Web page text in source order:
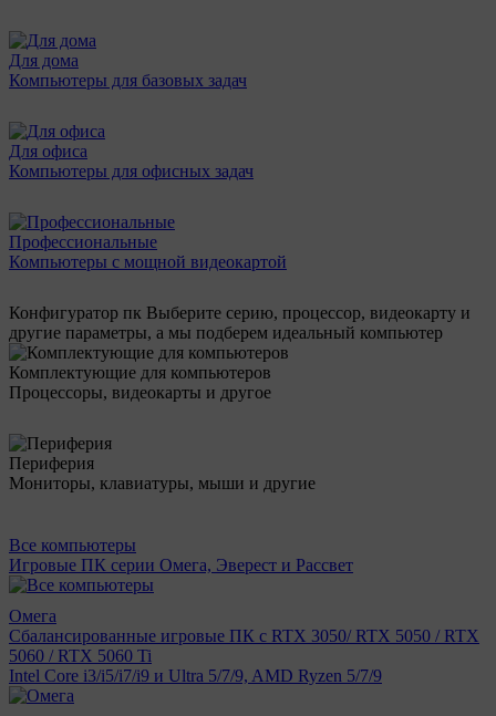
Для дома
Компьютеры для базовых задач
Для офиса
Компьютеры для офисных задач
Профессиональные
Компьютеры с мощной видеокартой
Конфигуратор пк Выберите серию, процессор, видеокарту и
другие параметры, а мы подберем идеальный компьютер
Комплектующие для компьютеров
Процессоры, видеокарты и другое
Периферия
Мониторы, клавиатуры, мыши и другие
Все компьютеры
Игровые ПК серии Омега, Эверест и Рассвет
Омега
Сбалансированные игровые ПК с RTX 3050/ RTX 5050 / RTX
5060 / RTX 5060 Ti
Intel Core i3/i5/i7/i9 и Ultra 5/7/9, AMD Ryzen 5/7/9